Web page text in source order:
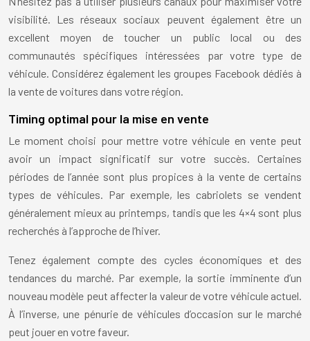
visibilité. Les réseaux sociaux peuvent également être un
excellent moyen de toucher un public local ou des
communautés spécifiques intéressées par votre type de
véhicule. Considérez également les groupes Facebook dédiés à
la vente de voitures dans votre région.
Timing optimal pour la mise en vente
Le moment choisi pour mettre votre véhicule en vente peut
avoir un impact significatif sur votre succès. Certaines
périodes de l’année sont plus propices à la vente de certains
types de véhicules. Par exemple, les cabriolets se vendent
généralement mieux au printemps, tandis que les 4×4 sont plus
recherchés à l’approche de l’hiver.
Tenez également compte des cycles économiques et des
tendances du marché. Par exemple, la sortie imminente d’un
nouveau modèle peut affecter la valeur de votre véhicule actuel.
À l’inverse, une pénurie de véhicules d’occasion sur le marché
peut jouer en votre faveur.